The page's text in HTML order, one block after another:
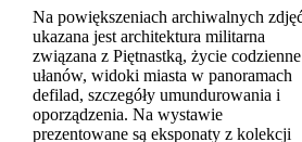
Na powiększeniach archiwalnych
ukazana jest architektura militarna
związana z Piętnastką, życie codzienne
ułanów, widoki miasta w panoramach
defilad, szczegóły umundurowania i
oporządzenia. Na wystawie
prezentowane są eksponaty z kolekcji